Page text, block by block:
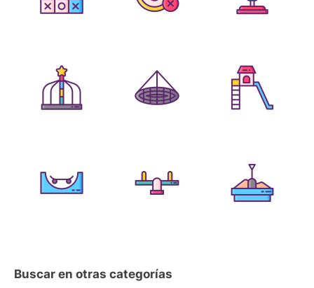
Buscar en otras categorías